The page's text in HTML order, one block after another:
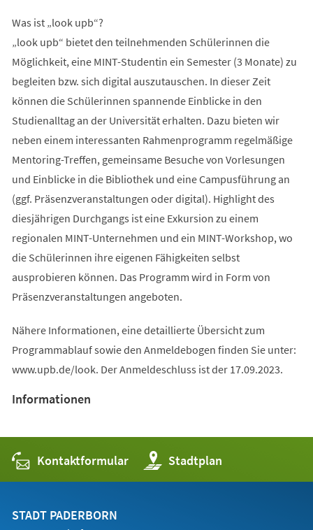
Was ist „look upb“?
„look upb“ bietet den teilnehmenden Schülerinnen die
Möglichkeit, eine MINT-Studentin ein Semester (3 Monate) zu
begleiten bzw. sich digital auszutauschen. In dieser Zeit
können die Schülerinnen spannende Einblicke in den
Studienalltag an der Universität erhalten. Dazu bieten wir
neben einem interessanten Rahmenprogramm regelmäßige
Mentoring-Treffen, gemeinsame Besuche von Vorlesungen
und Einblicke in die Bibliothek und eine Campusführung an
(ggf. Präsenzveranstaltungen oder digital). Highlight des
diesjährigen Durchgangs ist eine Exkursion zu einem
regionalen MINT-Unternehmen und ein MINT-Workshop, wo
die Schülerinnen ihre eigenen Fähigkeiten selbst
ausprobieren können. Das Programm wird in Form von
Präsenzveranstaltungen angeboten.
Nähere Informationen, eine detaillierte Übersicht zum
Programmablauf sowie den Anmeldebogen finden Sie unter:
www.upb.de/look. Der Anmeldeschluss ist der 17.09.2023.
Informationen
Kontaktformular Stadtplan
(Öffnet
in
einem
STADT PADERBORN